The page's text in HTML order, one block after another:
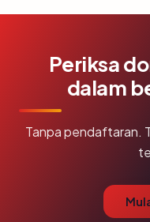
Periksa
dalam
Tanpa pendaftaran.